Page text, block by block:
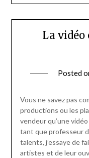
La
Posted
Vous ne savez pas
productions ou les
vendeur qu’une
tant que professeur
talents, j’essaye de
artistes et de leur